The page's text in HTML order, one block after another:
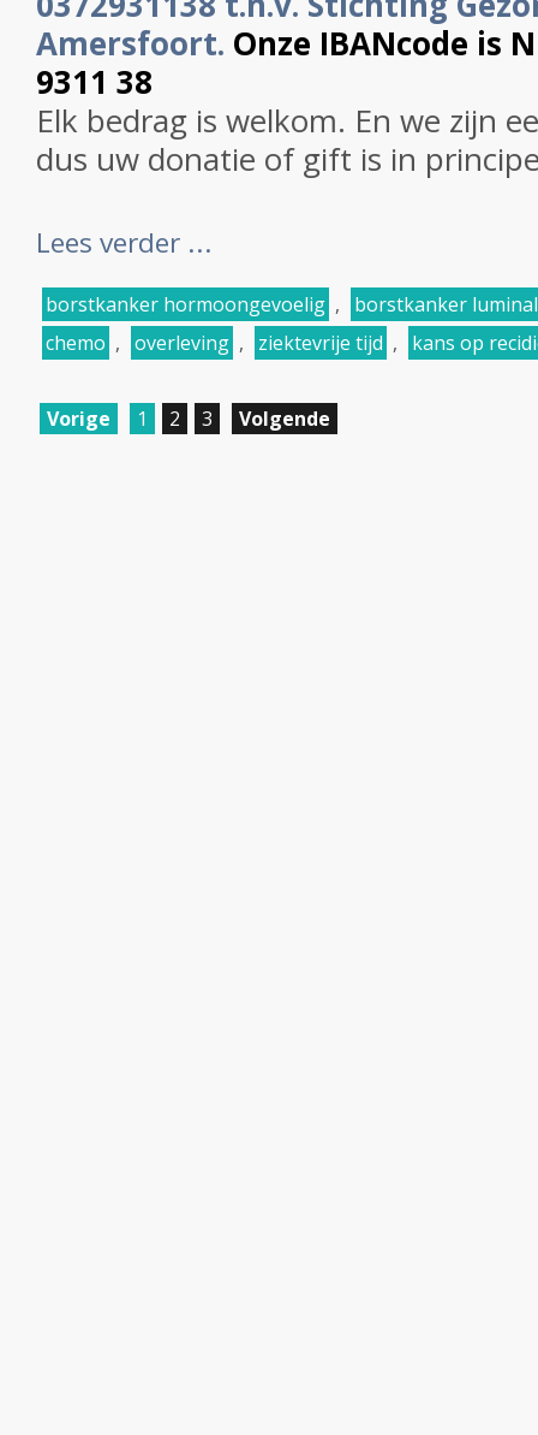
Amersfoort. Onze IBANcode is
9311 38
Elk bedrag is welkom. En we zijn
dus uw donatie of gift is in
Lees verder ...
borstkanker hormoongevoelig ,
borstkanker
chemo , overleving , ziektevrije tijd , kans op
Vorige 1 2 3 Volgende